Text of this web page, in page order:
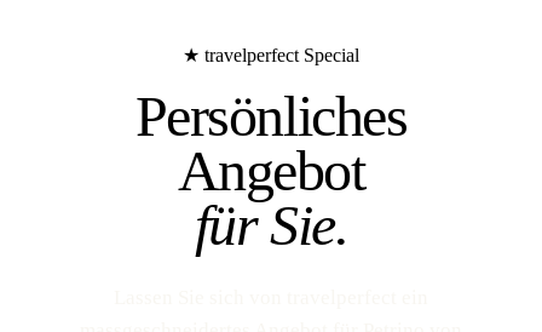
★ travelperfect Special
Persönliches
Angebot
für Sie.